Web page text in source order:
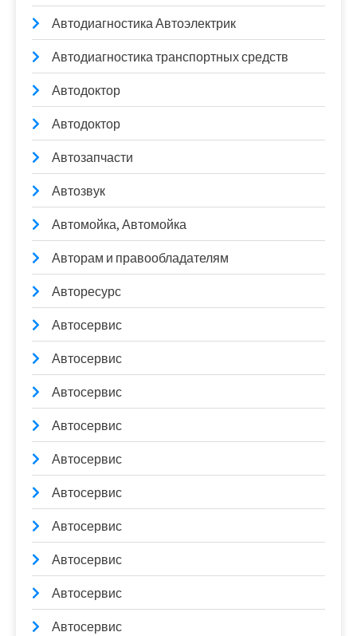
Автодиагностика Автоэлектрик
Автодиагностика транспортных средств
Автодоктор
Автодоктор
Автозапчасти
Автозвук
Автомойка, Автомойка
Авторам и правообладателям
Авторесурс
Автосервис
Автосервис
Автосервис
Автосервис
Автосервис
Автосервис
Автосервис
Автосервис
Автосервис
Автосервис